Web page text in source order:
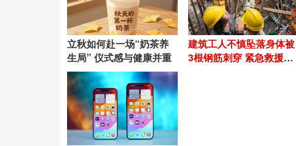
立秋如何赴一场“奶茶养
生局” 仪式感与健康并重
建筑工人不慎坠落身体被
3根钢筋刺穿 紧急救援成